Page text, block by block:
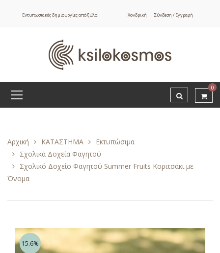
Εντυπωσιακές δημιουργίες από ξύλο! Χονδρική Σύνδεση / Εγγραφή
0
Αρχική ΚΑΤΑΣΤΗΜΑ
Εκτυπώσιμα
Σχολικά Δοχεία Φαγητού
Σχολικό Δοχείο Φαγητού Summer Fruits Κοριτσάκι με
Όνομα
15.6%